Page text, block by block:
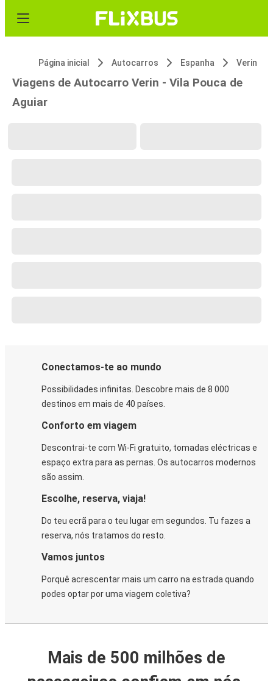
Página inicial Autocarros Espanha Verin
Viagens de Autocarro Verin - Vila Pouca de
Aguiar
Conectamos-te ao mundo
Possibilidades infinitas. Descobre mais de 8 000
destinos em mais de 40 países.
Conforto em viagem
Descontrai-te com Wi-Fi gratuito, tomadas eléctricas e
espaço extra para as pernas. Os autocarros modernos
são assim.
Escolhe, reserva, viaja!
Do teu ecrã para o teu lugar em segundos. Tu fazes a
reserva, nós tratamos do resto.
Vamos juntos
Porquê acrescentar mais um carro na estrada quando
podes optar por uma viagem coletiva?
Mais de 500 milhões de